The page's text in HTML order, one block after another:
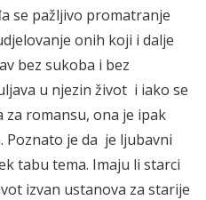
se pažljivo promatranje
onih koji i dalje
bez sukoba i bez
u njezin život i iako se
romansu, ona je ipak
Poznato je da je ljubavni
tabu tema. Imaju li starci
izvan ustanova za starije